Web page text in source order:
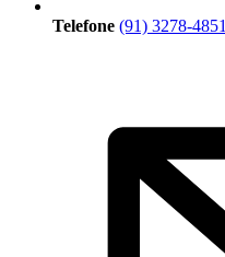
Telefone (91) 3278-4851